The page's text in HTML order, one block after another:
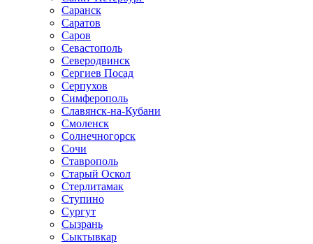
Саранск
Саратов
Саров
Севастополь
Северодвинск
Сергиев Посад
Серпухов
Симферополь
Славянск-на-Кубани
Смоленск
Солнечногорск
Сочи
Ставрополь
Старый Оскол
Стерлитамак
Ступино
Сургут
Сызрань
Сыктывкар